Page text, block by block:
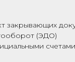
закрывающих
(ЭДО)